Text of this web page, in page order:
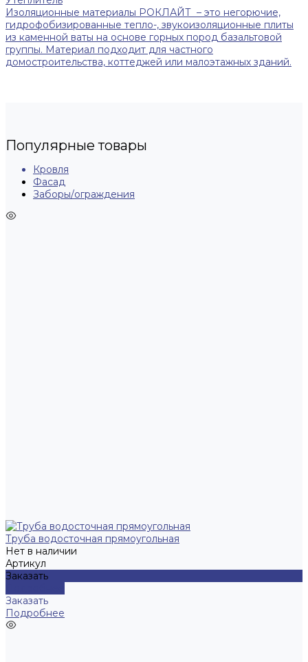
Изоляционные материалы РОКЛАЙТ – это негорючие,
гидрофобизированные тепло-, звукоизоляционные плиты
из каменной ваты на основе горных пород базальтовой
группы. Материал подходит для частного
домостроительства, коттеджей или малоэтажных зданий.
Популярные товары
Кровля
Фасад
Заборы/ограждения
Труба водосточная прямоугольная
Нет в наличии
Артикул
Заказать
Заказать
Подробнее